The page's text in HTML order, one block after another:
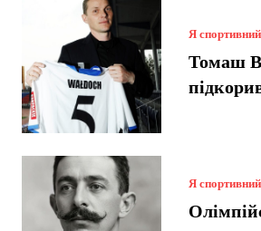
Я спортивний
Томаш
Я спортивний